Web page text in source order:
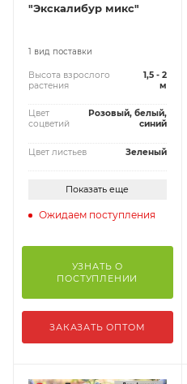
"Экскалибур микс"
1 вид поставки
Высота взрослого
растения
1,5 - 2
м
Цвет
соцветий
Розовый, белый,
синий
Цвет листьев Зеленый
Показать еще
Ожидаем поступления
УЗНАТЬ О
ПОСТУПЛЕНИИ
ЗАКАЗАТЬ ОПТОМ